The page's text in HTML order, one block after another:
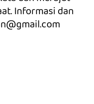
Informasi dan